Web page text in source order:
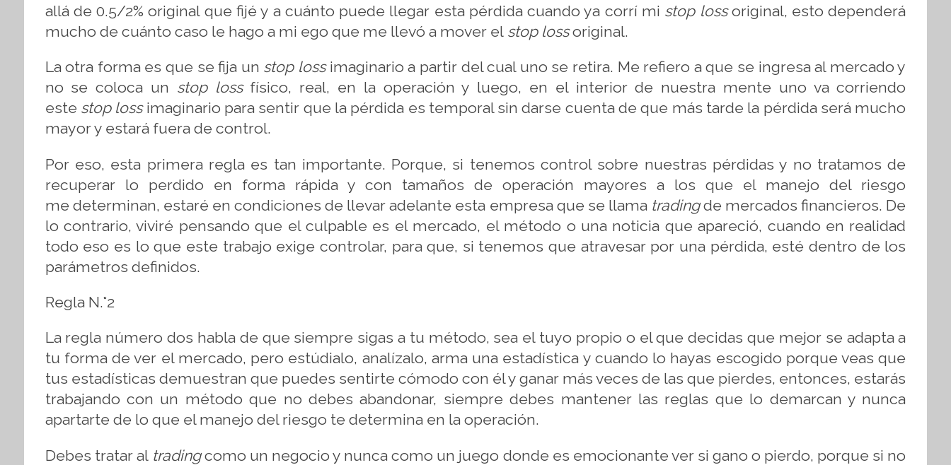
allá de 0.5/2% original que fijé y a cuánto puede llegar esta pérdida cuando ya corrí mi stop lossoriginal, esto dependerá
mucho de cuánto caso le hago a mi ego que me llevó a mover el stop lossoriginal.
La otra forma es que se fija un stop lossimaginario a partir del cual uno se retira. Me refiero a que se ingresa al mercado y
no se coloca un stop lossfísico, real, en la operación y luego, en el interior de nuestra mente uno va corriendo
este stop lossimaginario para sentir que la pérdida es temporal sin darse cuenta de que más tarde la pérdida será mucho
mayor y estará fuera de control.
Por eso, esta primera regla es tan importante. Porque, si tenemos control sobre nuestras pérdidas y no tratamos de
recuperar lo perdido en forma rápida y con tamaños de operación mayores a los que el manejo del riesgo
me determinan, estaré en condiciones de llevar adelante esta empresa que se llama tradingde mercados financieros. De
lo contrario, viviré pensando que el culpable es el mercado, el método o una noticia que apareció, cuando en realidad
todo eso es lo que este trabajo exige controlar, para que, si tenemos que atravesar por una pérdida, esté dentro de los
parámetros definidos.
Regla N.°2
La regla número dos habla de que siempre sigas a tu método, sea el tuyo propio o el que decidas que mejor se adapta a
tu forma de ver el mercado, pero estúdialo, analízalo, arma una estadística y cuando lo hayas escogido porque veas que
tus estadísticas demuestran que puedes sentirte cómodo con él y ganar más veces de las que pierdes, entonces, estarás
trabajando con un método que no debes abandonar, siempre debes mantener las reglas que lo demarcan y nunca
apartarte de lo que el manejo del riesgo te determina en la operación.
Debes tratar al tradingcomo un negocio y nunca como un juego donde es emocionante ver si gano o pierdo, porque si no